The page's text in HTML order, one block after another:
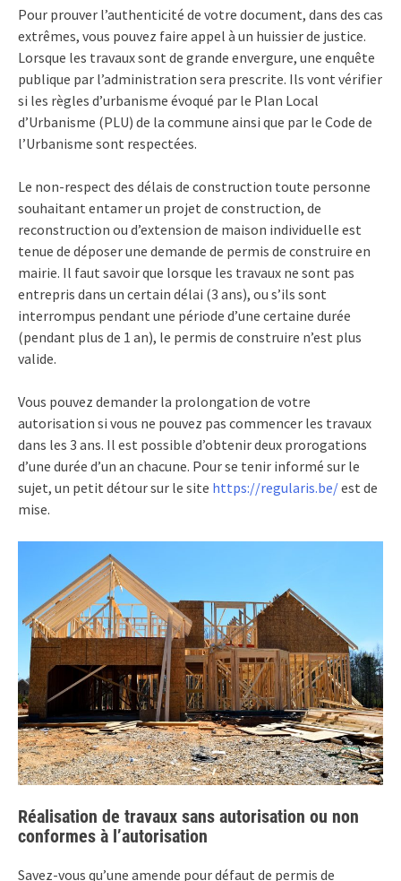
Pour prouver l’authenticité de votre document, dans des cas
extrêmes, vous pouvez faire appel à un huissier de justice.
Lorsque les travaux sont de grande envergure, une enquête
publique par l’administration sera prescrite. Ils vont vérifier
si les règles d’urbanisme évoqué par le Plan Local
d’Urbanisme (PLU) de la commune ainsi que par le Code de
l’Urbanisme sont respectées.
Le non-respect des délais de construction toute personne
souhaitant entamer un projet de construction, de
reconstruction ou d’extension de maison individuelle est
tenue de déposer une demande de permis de construire en
mairie. Il faut savoir que lorsque les travaux ne sont pas
entrepris dans un certain délai (3 ans), ou s’ils sont
interrompus pendant une période d’une certaine durée
(pendant plus de 1 an), le permis de construire n’est plus
valide.
Vous pouvez demander la prolongation de votre
autorisation si vous ne pouvez pas commencer les travaux
dans les 3 ans. Il est possible d’obtenir deux prorogations
d’une durée d’un an chacune. Pour se tenir informé sur le
sujet, un petit détour sur le site https://regularis.be/est de
mise.
Réalisation de travaux sans autorisation ou non
conformes à l’autorisation
Savez-vous qu’une amende pour défaut de permis de